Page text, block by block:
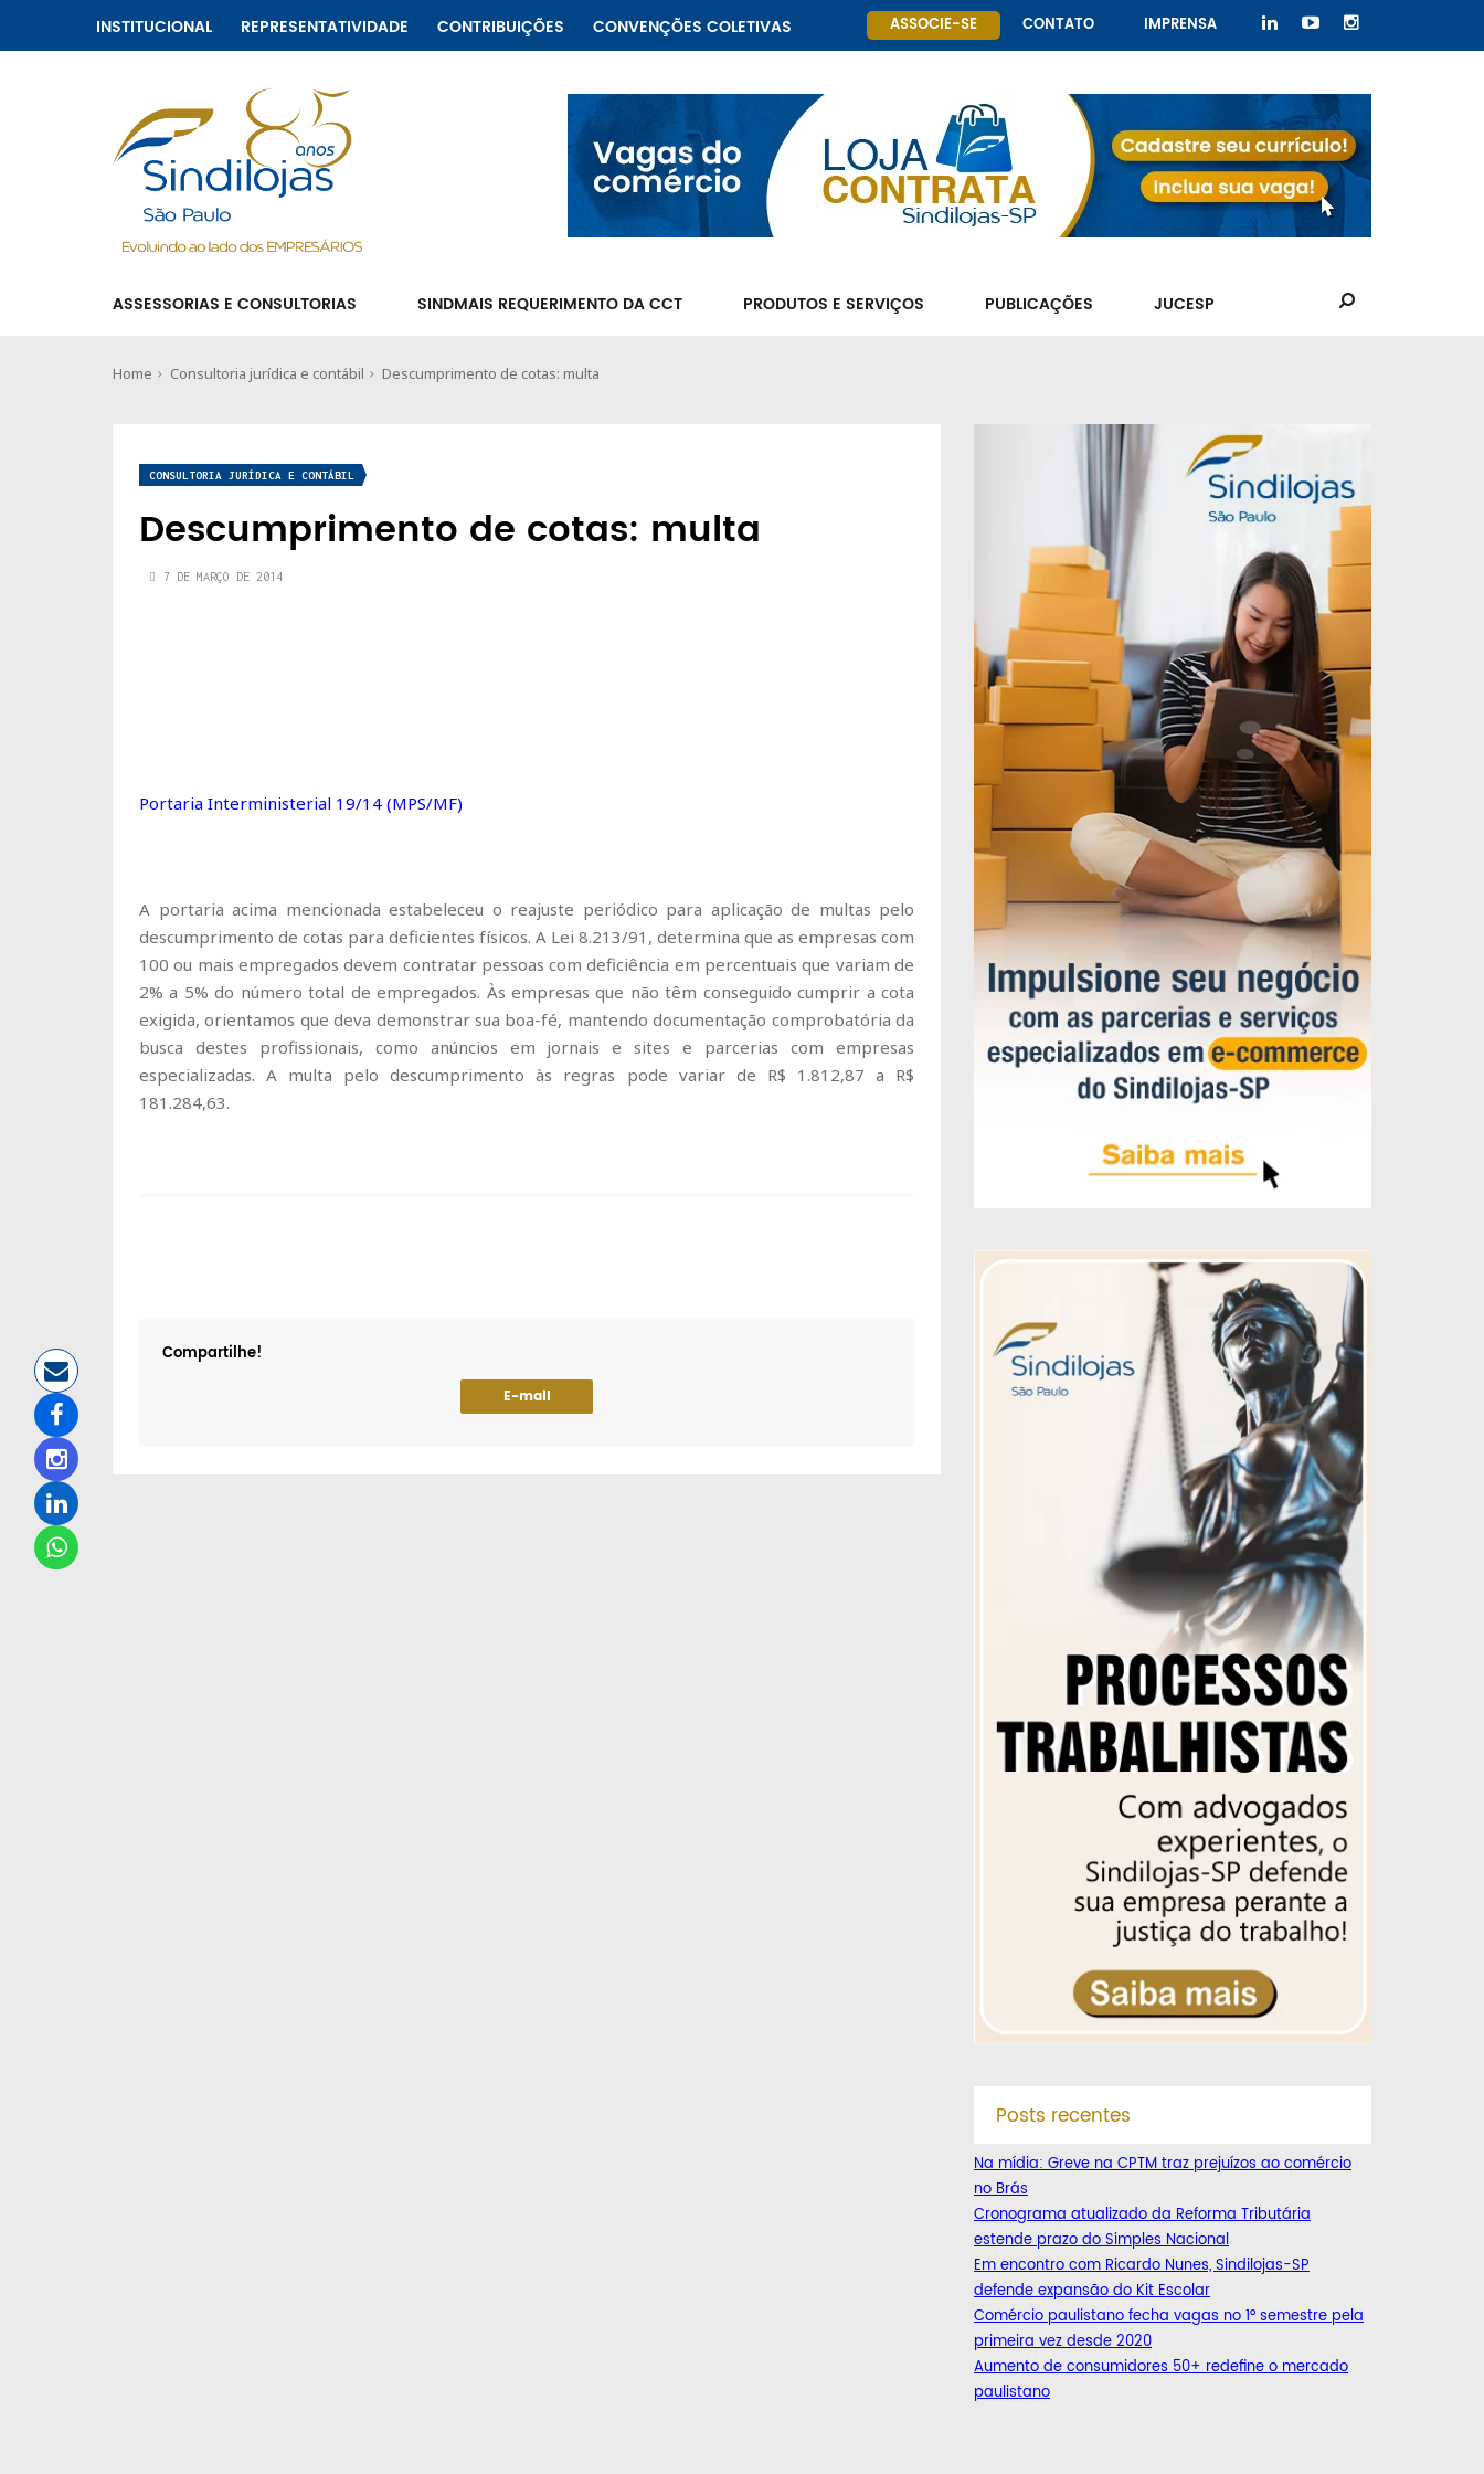
INSTITUCIONAL REPRESENTATIVIDADE CONTRIBUIÇÕES CONVENÇÕES COLETIVAS ASSOCIE-SE CONTATO IMPRENSA
ASSESSORIAS E CONSULTORIAS SINDMAIS REQUERIMENTO DA CCT PRODUTOS E SERVIÇOS PUBLICAÇÕES JUCESP
Home Consultoria jurídica e contábil Descumprimento de cotas: multa
CONSULTORIA JURÍDICA E CONTÁBIL
Descumprimento de cotas: multa
7 DE MARÇO DE 2014
Portaria Interministerial 19/14 (MPS/MF)
A portaria acima mencionada estabeleceu o reajuste periódico para aplicação de multas pelo
descumprimento de cotas para deficientes físicos. A Lei 8.213/91, determina que as empresas com
100 ou mais empregados devem contratar pessoas com deficiência em percentuais que variam de
2% a 5% do número total de empregados. Às empresas que não têm conseguido cumprir a cota
exigida, orientamos que deva demonstrar sua boa-fé, mantendo documentação comprobatória da
busca destes profissionais, como anúncios em jornais e sites e parcerias com empresas
especializadas. A multa pelo descumprimento às regras pode variar de R$ 1.812,87 a R$
181.284,63.
Compartilhe!
E-mail
Posts recentes
Na mídia: Greve na CPTM traz prejuízos ao comércio
no Brás
Cronograma atualizado da Reforma Tributária
estende prazo do Simples Nacional
Em encontro com Ricardo Nunes, Sindilojas-SP
defende expansão do Kit Escolar
Comércio paulistano fecha vagas no 1° semestre pela
primeira vez desde 2020
Aumento de consumidores 50+ redefine o mercado
paulistano